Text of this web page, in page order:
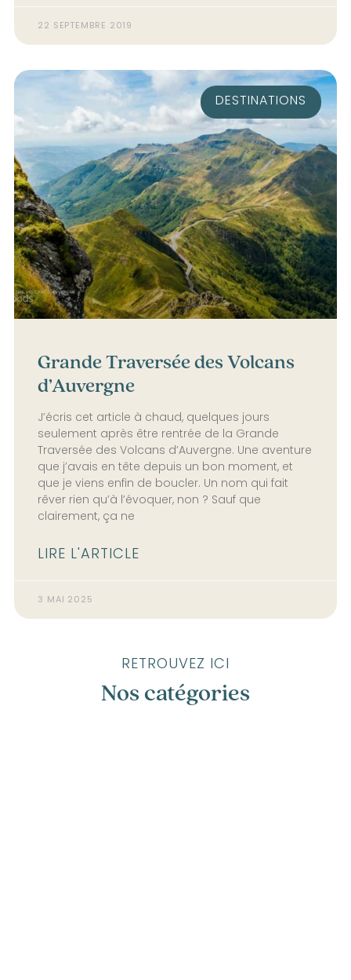
22 SEPTEMBRE 2019
DESTINATIONS
Grande Traversée des Volcans
d’Auvergne
J’écris cet article à chaud, quelques jours
seulement après être rentrée de la Grande
Traversée des Volcans d’Auvergne. Une aventure
que j’avais en tête depuis un bon moment, et
que je viens enfin de boucler. Un nom qui fait
rêver rien qu’à l’évoquer, non ? Sauf que
clairement, ça ne
LIRE L'ARTICLE
3 MAI 2025
RETROUVEZ ICI
Nos catégories